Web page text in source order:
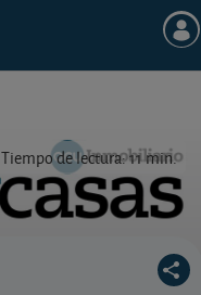
Tiempo de lectura: 11 min.